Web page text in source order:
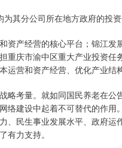
分公司所在地方政府的投资
产经营的核心平台；锦江发
重庆市渝中区重大产业投资
营和资产经营、优化产业结
考量。就如同国民养老在公
络建设中起着不可替代的作
、民生事业发展水平、政府
有力支持。